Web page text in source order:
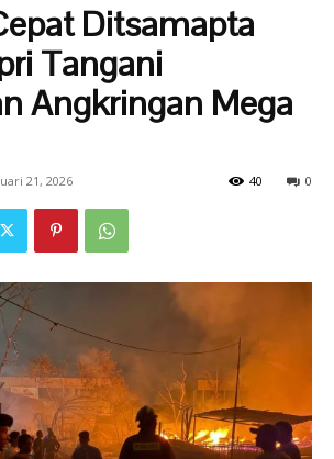
Ditsamapta
Tangani
Angkringan Mega
21, 2026 0
40